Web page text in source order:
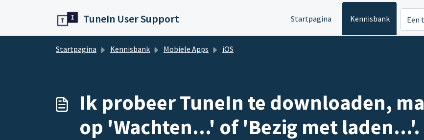
TuneIn User Support Startpagina Kennisbank Een
Startpagina Kennisbank Mobiele Apps iOS
Ik probeer TuneIn te downloaden,
op 'Wachten...' of 'Bezig met